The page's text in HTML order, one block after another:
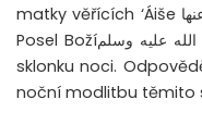
matky věřících ‘Áiše رضي الله عنها, jakými slovy její manžel,
Posel Božíصلى الله عليه وسلم, zahajoval svou modlitbu na
sklonku noci.
noční modlitbu těmito